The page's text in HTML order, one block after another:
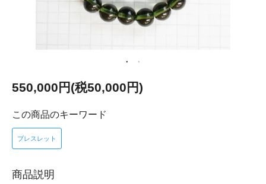
550,000円(税50,000円)
この商品のキーワード
ブレスレット
商品説明